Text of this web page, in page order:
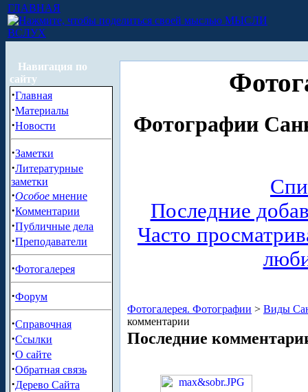
ГЛАВНАЯ
МЫСЛИ
ВСЛУХ
Навигация по
сайту
·Главная
·Материалы
·Новости
·Заметки
·Литературные
заметки
·Особое мнение
·Комментарии
·Публичные дела
·Преподаватели
·Фотогалерея
·Форум
·Справочная
·Ссылки
·О сайте
·Обратная связь
·Дерево Сайта
Фотографии
Последние
Часто
Фотогалерея. Фотографии > Виды
комментарии
Последние